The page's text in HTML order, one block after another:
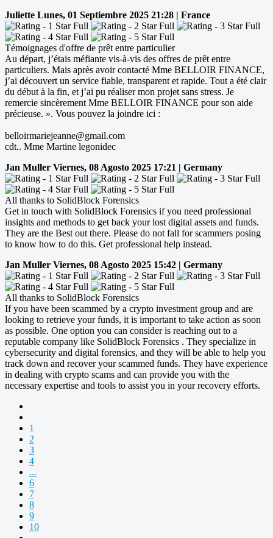
Juliette Lunes, 01 Septiembre 2025 21:28 | France
Témoignages d'offre de prêt entre particulier
Au départ, j’étais méfiante vis-à-vis des offres de prêt entre
particuliers. Mais après avoir contacté Mme BELLOIR FINANCE,
j’ai découvert un service fiable, transparent et rapide. Tout a été clair
du début à la fin, et j’ai pu réaliser mon projet sans stress. Je
remercie sincèrement Mme BELLOIR FINANCE pour son aide
précieuse. ». Vous pouvez la joindre ici :
belloirmariejeanne@gmail.com
cdt.. Mme Martine legonidec
Jan Muller Viernes, 08 Agosto 2025 17:21 | Germany
All thanks to SolidBlock Forensics
Get in touch with SolidBlock Forensics if you need professional
insights and methods to get back your lost digital assets and funds.
They are the Best out there. Please do not fall for scammers posing
to know how to do this. Get professional help instead.
Jan Muller Viernes, 08 Agosto 2025 15:42 | Germany
All thanks to SolidBlock Forensics
If you have been scammed by a crypto investment group and are
looking to retrieve your funds, it is important to take action as soon
as possible. One option you can consider is reaching out to a
reputable company like SolidBlock Forensics . They specialize in
cybersecurity and digital forensics, and they will be able to help you
track down and recover your scammed funds. They have experience
in dealing with crypto scams and can provide you with the
necessary expertise and tools to assist you in your recovery efforts.
1
2
3
4
...
6
7
8
9
10